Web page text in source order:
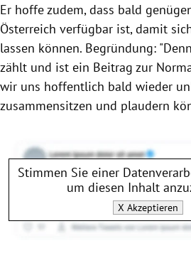
Er hoffe zudem, dass bald
Österreich verfügbar ist, damit
lassen können. Begründung:
zählt und ist ein Beitrag zur
wir uns hoffentlich bald wieder
zusammensitzen und plaudern
Stimmen Sie einer
um diesen Inhalt
X Akzeptieren